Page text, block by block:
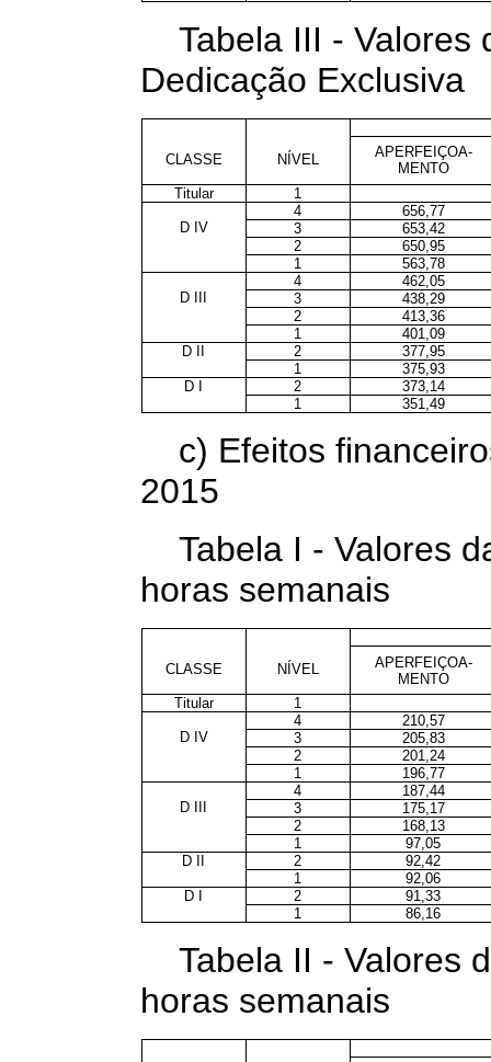
Tabela III - Valores
Dedicação Exclusiva
CLASSE NÍVEL
APERFEIÇOA-
MENTO
Titular
1
4
656,77
D IV
3
653,42
2
650,95
1
563,78
4
462,05
D III
3
438,29
2
413,36
1
401,09
D II
2
377,95
1
375,93
D I
2
373,14
1
351,49
c) Efeitos
2015
Tabela I - Valores
horas semanais
CLASSE NÍVEL
APERFEIÇOA-
MENTO
Titular
1
4
210,57
D IV
3
205,83
2
201,24
1
196,77
4
187,44
D III
3
175,17
2
168,13
1
97,05
D II
2
92,42
1
92,06
D I
2
91,33
1
86,16
Tabela II - Valores
horas semanais